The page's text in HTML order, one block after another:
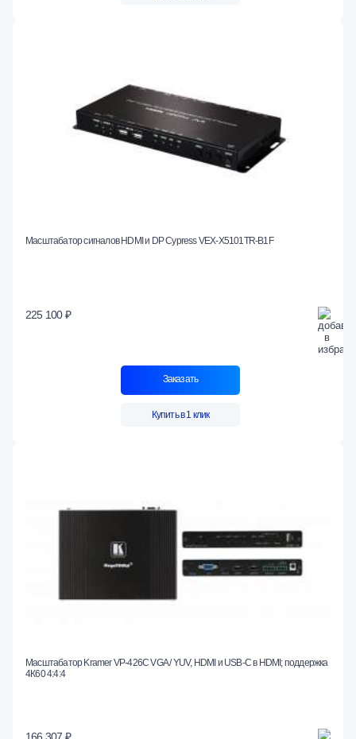
Масштабатор сигналов HDMI и DP Cypress VEX-X5101TR-B1F
225 100 ₽
Заказать
Купить в 1 клик
Масштабатор Kramer VP-426C VGA / YUV, HDMI и USB-C в HDMI; поддержка
4К60 4:4:4